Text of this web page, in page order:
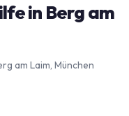
in Berg am
am Laim, München